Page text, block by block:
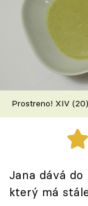
Články
TV Program
Škola vaření
Recepty z
Speciál:
Sledujte
Prostreno! XIV
Jana dává do
který má